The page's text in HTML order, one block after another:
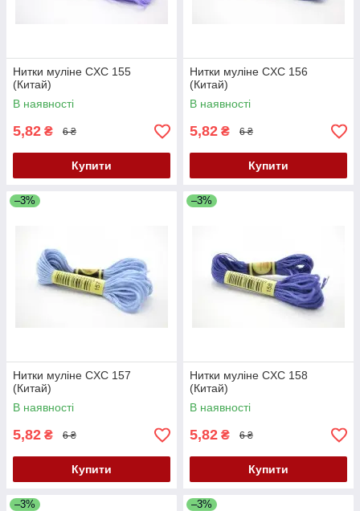
Нитки муліне CXC 155
(Китай)
В наявності
5,82 ₴ 6 ₴
Купити
Нитки муліне CXC 156
(Китай)
В наявності
5,82 ₴ 6 ₴
Купити
–3%
Нитки муліне CXC 157
(Китай)
В наявності
5,82 ₴ 6 ₴
Купити
–3%
Нитки муліне CXC 158
(Китай)
В наявності
5,82 ₴ 6 ₴
Купити
–3% –3%